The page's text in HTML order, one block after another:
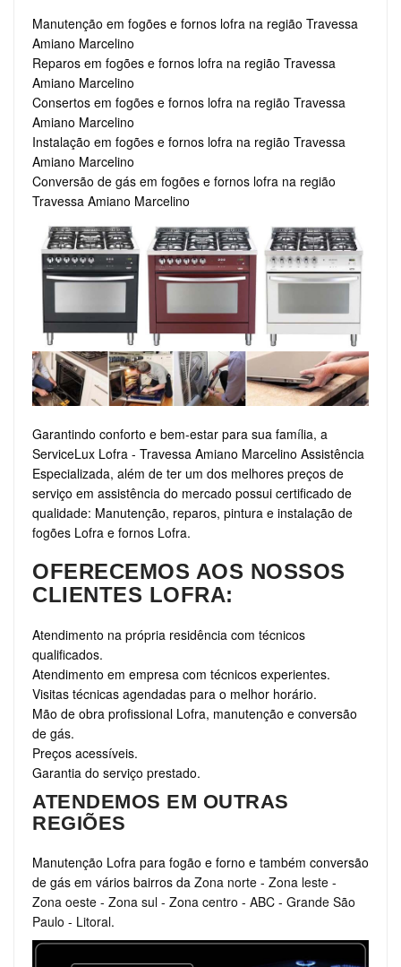
Manutenção em fogões e fornos lofra na região Travessa
Amiano Marcelino
Reparos em fogões e fornos lofra na região Travessa
Amiano Marcelino
Consertos em fogões e fornos lofra na região Travessa
Amiano Marcelino
Instalação em fogões e fornos lofra na região Travessa
Amiano Marcelino
Conversão de gás em fogões e fornos lofra na região
Travessa Amiano Marcelino
Garantindo conforto e bem-estar para sua família, a
ServiceLux Lofra - Travessa Amiano Marcelino Assistência
Especializada, além de ter um dos melhores preços de
serviço em assistência do mercado possui certificado de
qualidade: Manutenção, reparos, pintura e instalação de
fogões Lofra e fornos Lofra.
OFERECEMOS AOS NOSSOS
CLIENTES LOFRA:
Atendimento na própria residência com técnicos
qualificados.
Atendimento em empresa com técnicos experientes.
Visitas técnicas agendadas para o melhor horário.
Mão de obra profissional Lofra, manutenção e conversão
de gás.
Preços acessíveis.
Garantia do serviço prestado.
ATENDEMOS EM OUTRAS
REGIÕES
Manutenção Lofra para fogão e forno e também conversão
de gás em vários bairros da Zona norte - Zona leste -
Zona oeste - Zona sul - Zona centro - ABC - Grande São
Paulo - Litoral.